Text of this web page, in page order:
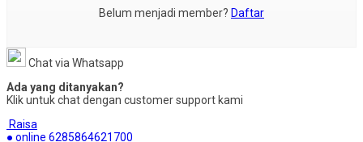
Belum menjadi member? Daftar
Chat via Whatsapp
Ada yang ditanyakan?
Klik untuk chat dengan customer support kami
Raisa
● online 6285864621700